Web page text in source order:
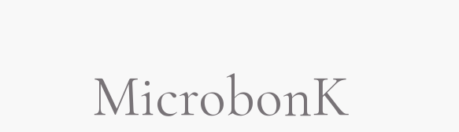
MicrobonK